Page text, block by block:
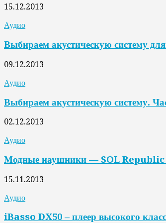
15.12.2013
Аудио
Выбираем акустическую систему
09.12.2013
Аудио
Выбираем акустическую систему.
02.12.2013
Аудио
Модные наушники — SOL
15.11.2013
Аудио
iBasso DX50 – плеер высокого